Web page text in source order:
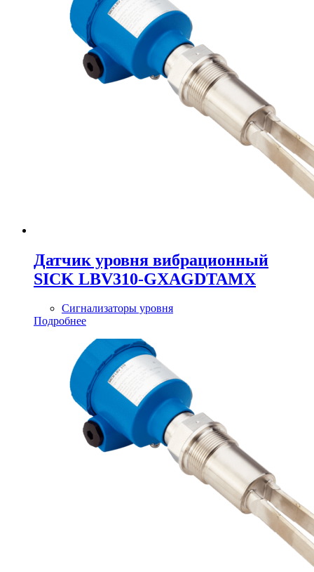
Датчик уровня вибрационный
SICK LBV310-GXAGDTAMX
Сигнализаторы уровня
Подробнее